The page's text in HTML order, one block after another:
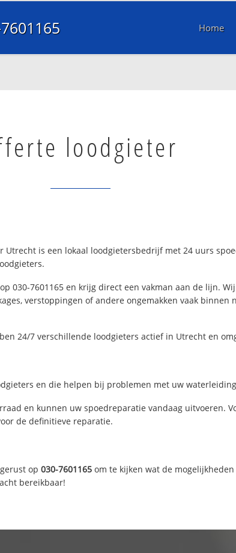
Home
loodgieter
Utrecht is een lokaal loodgietersbedrijf met 24 uurs
030-7601165 en krijg direct een vakman aan de lijn.
verstoppingen of andere ongemakken vaak
24/7 verschillende loodgieters actief in Utrecht en
en die helpen bij problemen met uw
en kunnen uw spoedreparatie vandaag uitvoeren.
de definitieve reparatie.
gerust op030-7601165 om te kijken wat de
bereikbaar!